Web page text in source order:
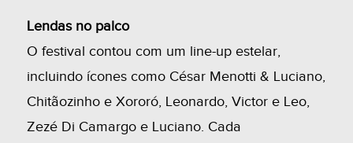
Lendas no palco
O festival contou com um line-up estelar,
incluindo ícones como César Menotti & Luciano,
Chitãozinho e Xororó, Leonardo, Victor e Leo,
Zezé Di Camargo e Luciano. Cada